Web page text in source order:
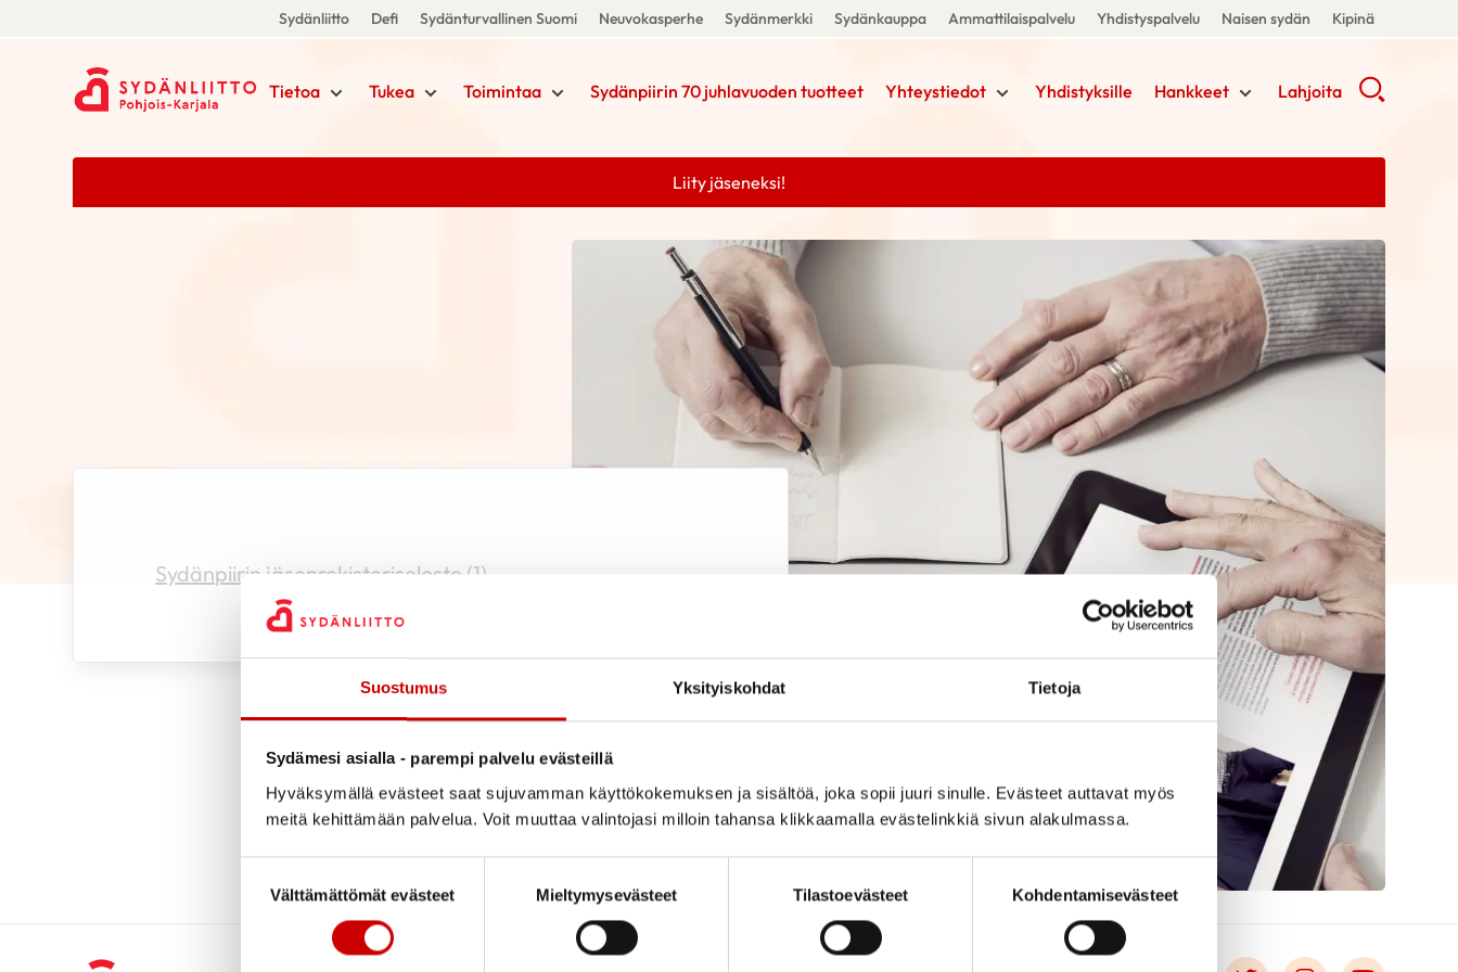
Suostumus Yksityiskohdat Tietoja
Sydämesi asialla - parempi palvelu evästeillä
Hyväksymällä evästeet saat sujuvamman käyttökokemuksen ja sisältöä, joka sopii juuri sinulle. Evästeet auttavat myös
meitä kehittämään palvelua. Voit muuttaa valintojasi milloin tahansa klikkaamalla evästelinkkiä sivun alakulmassa.
Välttämättömät evästeet
Mieltymysevästeet Tilastoevästeet Kohdentamisevästeet
Sydänliitto Defi Sydänturvallinen Suomi Neuvokasperhe Sydänmerkki Sydänkauppa Ammattilaispalvelu Yhdistyspalvelu Naisen sydän Kipinä
Tietoa Tukea Toimintaa Sydänpiirin 70 juhlavuoden tuotteet Yhteystiedot Yhdistyksille Hankkeet Lahjoita
Liity jäseneksi!
Sydänpiirin jäsenrekisteriseloste (1)